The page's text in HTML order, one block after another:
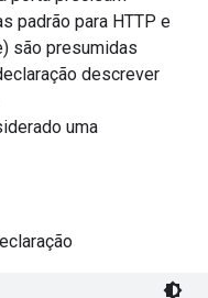
padrão para HTTP e
são presumidas
descrever
uma